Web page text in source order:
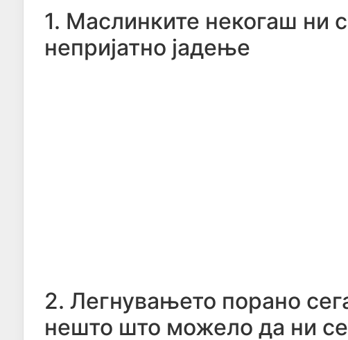
1. Маслинките некогаш ни
непријатно јадење
2. Легнувањето порано
нешто што можело да ни